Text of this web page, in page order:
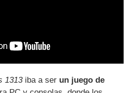
1313iba a ser un juego de